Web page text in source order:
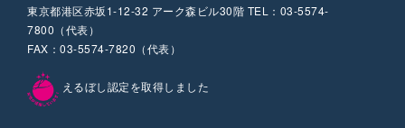
東京都港区赤坂1-12-32 アーク森ビル30階 TEL：03-5574-
7800（代表）
FAX：03-5574-7820（代表）
えるぼし認定を取得しました